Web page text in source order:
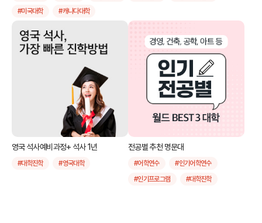
#미국대학
#캐나다대학
#유학후취업
#미국요리유학
영국 석사예비과정+ 석사 1년
#대학진학 #영국대학
전공별 추천 명문대
#어학연수
#인기어학연수
#인기프로그램
#대학진학